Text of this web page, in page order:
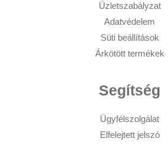
Üzletszabályzat
Adatvédelem
Süti beállítások
Árkötött termékek
Segítség
Ügyfélszolgálat
Elfelejtett jelszó